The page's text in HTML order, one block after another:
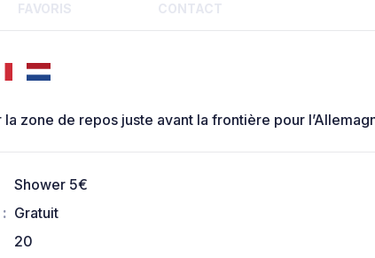
FAVORIS CONTACT
zone de repos juste avant la frontière pour
Shower 5€
Gratuit
20